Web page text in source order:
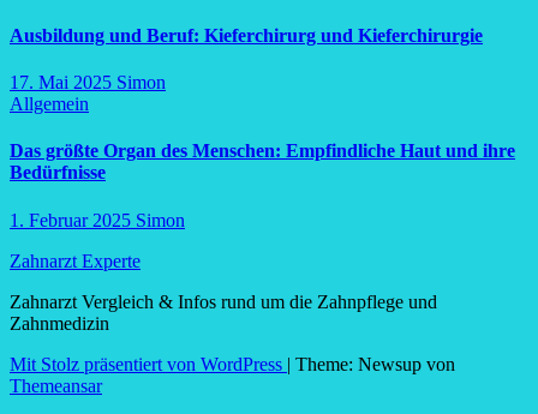
Ausbildung und Beruf: Kieferchirurg und Kieferchirurgie
17. Mai 2025 Simon
Allgemein
Das größte Organ des Menschen: Empfindliche Haut und ihre
Bedürfnisse
1. Februar 2025 Simon
Zahnarzt Experte
Zahnarzt Vergleich & Infos rund um die Zahnpflege und
Zahnmedizin
Mit Stolz präsentiert von WordPress | Theme: Newsup von
Themeansar